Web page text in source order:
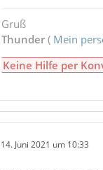
Gruß
Thunder( Mein
Keine Hilfe per
14. Juni 2021 um 10:33